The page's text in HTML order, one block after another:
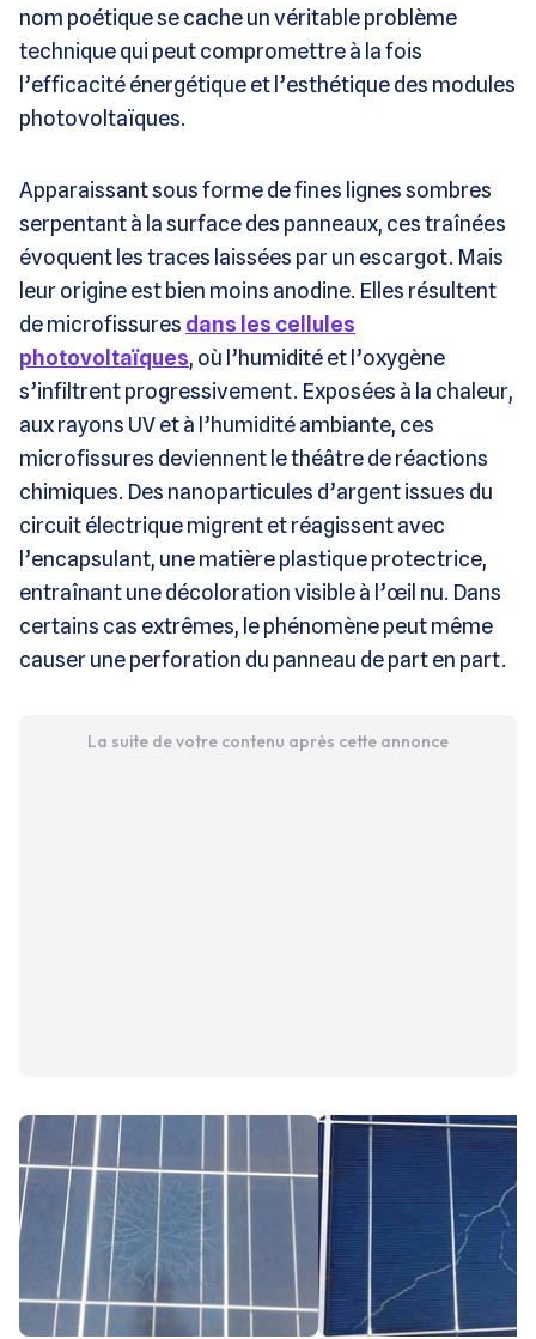
nom poétique se cache un véritable problème
technique qui peut compromettre à la fois
l’efficacité énergétique et l’esthétique des modules
photovoltaïques.
Apparaissant sous forme de fines lignes sombres
serpentant à la surface des panneaux, ces traînées
évoquent les traces laissées par un escargot. Mais
leur origine est bien moins anodine. Elles résultent
de microfissures dans les cellules
photovoltaïques, où l’humidité et l’oxygène
s’infiltrent progressivement. Exposées à la chaleur,
aux rayons UV et à l’humidité ambiante, ces
microfissures deviennent le théâtre de réactions
chimiques. Des nanoparticules d’argent issues du
circuit électrique migrent et réagissent avec
l’encapsulant, une matière plastique protectrice,
entraînant une décoloration visible à l’œil nu. Dans
certains cas extrêmes, le phénomène peut même
causer une perforation du panneau de part en part.
La suite de votre contenu après cette annonce